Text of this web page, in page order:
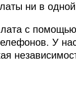
ни в
с
У